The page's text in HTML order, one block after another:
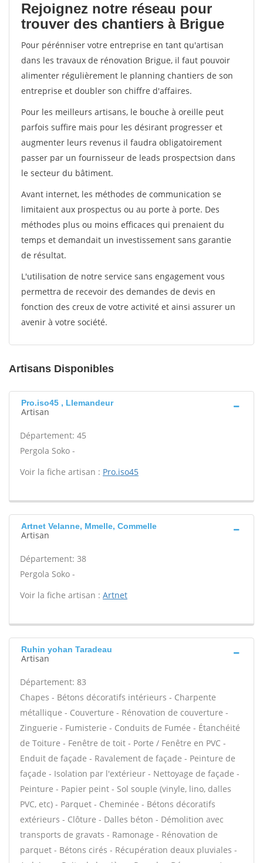
Rejoignez notre réseau pour
trouver des chantiers à Brigue
Pour pérénniser votre entreprise en tant qu'artisan
dans les travaux de rénovation Brigue, il faut pouvoir
alimenter régulièrement le planning chantiers de son
entreprise et doubler son chiffre d'affaires.
Pour les meilleurs artisans, le bouche à oreille peut
parfois suffire mais pour les désirant progresser et
augmenter leurs revenus il faudra obligatoirement
passer par un fournisseur de leads prospectsion dans
le secteur du bâtiment.
Avant internet, les méthodes de communication se
limitaient aux prospectus ou au porte à porte. Des
méthodes plus ou moins efficaces qui prenaient du
temps et demandait un investissement sans garantie
de résultat.
L'utilisation de notre service sans engagement vous
permettra de recevoir des demandes de devis en
fonction des creux de votre activité et ainsi assurer un
avenir à votre société.
Artisans Disponibles
Pro.iso45 , Llemandeur
Artisan
Département: 45
Pergola Soko -
Voir la fiche artisan : Pro.iso45
Artnet Velanne, Mmelle, Commelle
Artisan
Département: 38
Pergola Soko -
Voir la fiche artisan : Artnet
Ruhin yohan Taradeau
Artisan
Département: 83
Chapes - Bétons décoratifs intérieurs - Charpente
métallique - Couverture - Rénovation de couverture -
Zinguerie - Fumisterie - Conduits de Fumée - Étanchéité
de Toiture - Fenêtre de toit - Porte / Fenêtre en PVC -
Enduit de façade - Ravalement de façade - Peinture de
façade - Isolation par l'extérieur - Nettoyage de façade -
Peinture - Papier peint - Sol souple (vinyle, lino, dalles
PVC, etc) - Parquet - Cheminée - Bétons décoratifs
extérieurs - Clôture - Dalles béton - Démolition avec
transports de gravats - Ramonage - Rénovation de
parquet - Bétons cirés - Récupération deaux pluviales -